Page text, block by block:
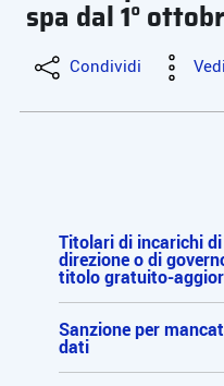
spa dal 1°
Condividi
Titolari di incarichi
direzione o di
titolo gratuito-
Sanzione per
dati